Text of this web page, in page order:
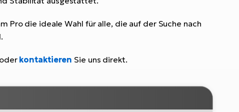
Pro die ideale Wahl für alle, die auf der Suche nach
oder kontaktieren Sie uns direkt.